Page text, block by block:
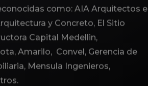
como: AIA Arquitectos e
y Concreto, El Sitio
Capital Medellin,
Amarilo, Convel, Gerencia de
Mensula Ingenieros,